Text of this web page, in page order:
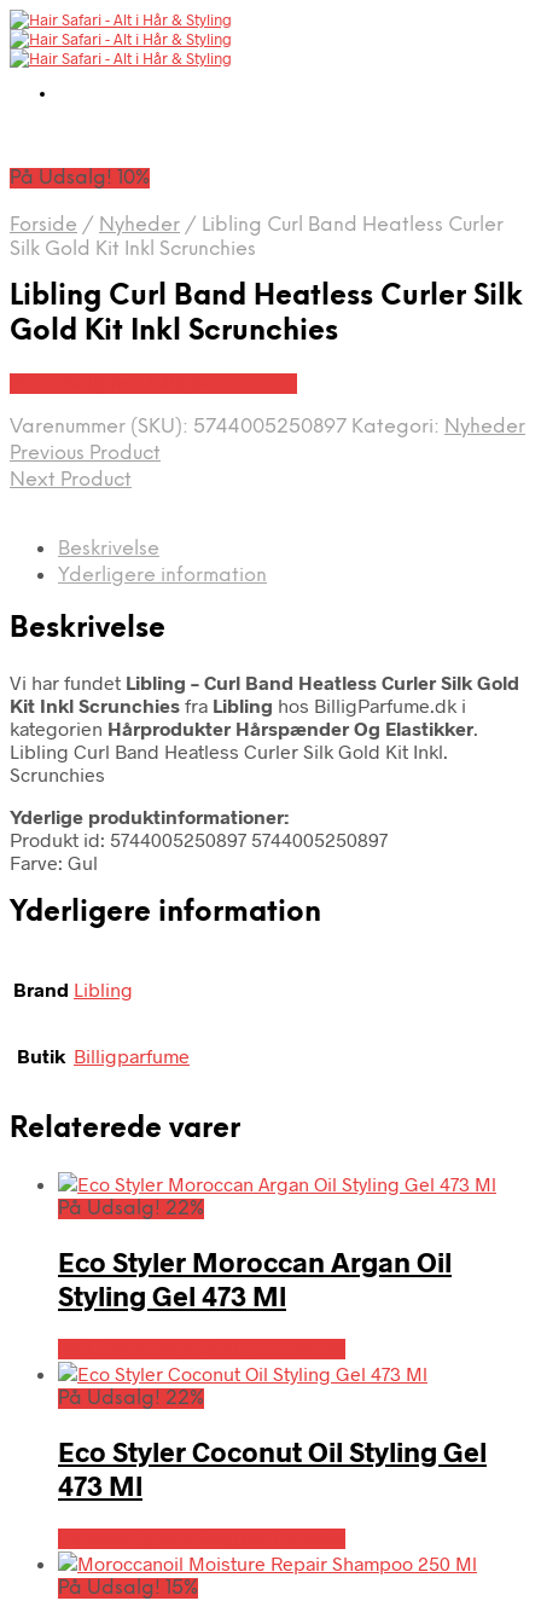
På Udsalg! 10%
Forside / Nyheder / Libling Curl Band Heatless Curler
Silk Gold Kit Inkl Scrunchies
Libling Curl Band Heatless Curler Silk
Gold Kit Inkl Scrunchies
Varenummer (SKU): 5744005250897 Kategori: Nyheder
Previous Product
Next Product
Beskrivelse
Yderligere information
Beskrivelse
Vi har fundet Libling – Curl Band Heatless Curler Silk Gold
Kit Inkl Scrunchies fra Libling hos BilligParfume.dk i
kategorien Hårprodukter Hårspænder Og Elastikker.
Libling Curl Band Heatless Curler Silk Gold Kit Inkl.
Scrunchies
Yderlige produktinformationer:
Produkt id: 5744005250897 5744005250897
Farve: Gul
Yderligere information
Brand Libling
Butik Billigparfume
Relaterede varer
På Udsalg! 22%
Eco Styler Moroccan Argan Oil
Styling Gel 473 Ml
På Udsalg! 22%
Eco Styler Coconut Oil Styling Gel
473 Ml
På Udsalg! 15%